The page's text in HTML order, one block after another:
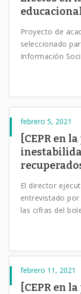
Proyecto de
seleccionado
Información
febrero 5, 2021
[CEPR en
El director
entrevistado por
las cifras del
febrero 11, 2021
[CEPR en